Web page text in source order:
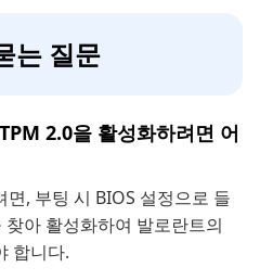
는 질문
2.0을 활성화하려면 어
, 부팅 시 BIOS 설정으로 들
아 활성화하여 발로란트의
합니다.